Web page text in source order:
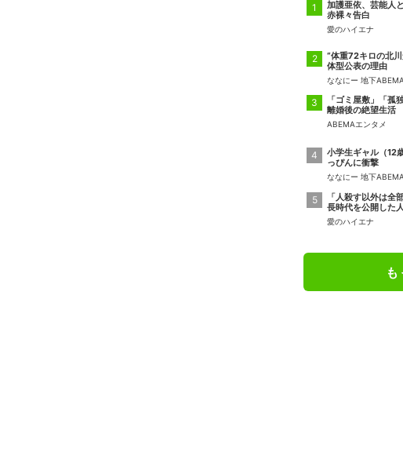
加護亜依、芸能人
赤裸々告白
愛のハイエナ
“体重72キロの北
体型公表の理由
ななにー 地下ABEMA
「ゴミ屋敷」「孤
離婚後の絶望生活
ABEMAエンタメ
小学生ギャル（12
っぴんに衝撃
ななにー 地下ABEMA
「人殺す以外は全
長時代を公開した
愛のハイエナ